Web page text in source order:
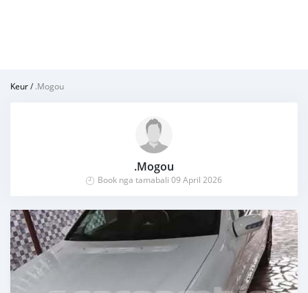
Keur/.Mogou
.Mogou
Book nga tamabali 09 April 2026